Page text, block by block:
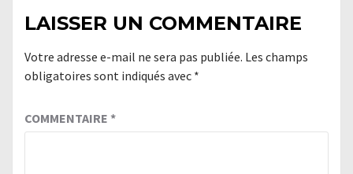
LAISSER UN COMMENTAIRE
Votre adresse e-mail ne sera pas publiée. Les champs
obligatoires sont indiqués avec *
COMMENTAIRE *